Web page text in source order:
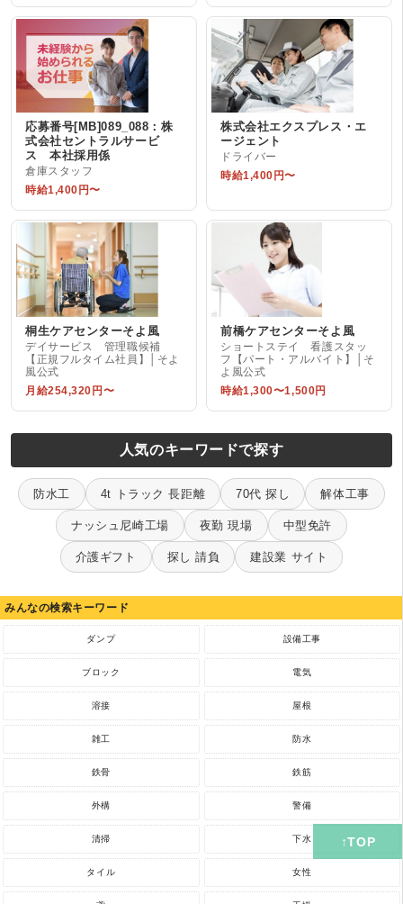
応募番号[MB]089_088：株
式会社セントラルサービ
ス 本社採用係
倉庫スタッフ
時給1,400円〜
株式会社エクスプレス・エ
ージェント
ドライバー
時給1,400円〜
桐生ケアセンターそよ風
デイサービス 管理職候補
【正規フルタイム社員】│そよ
風公式
月給254,320円〜
前橋ケアセンターそよ風
ショートステイ 看護スタッ
フ【パート・アルバイト】│そ
よ風公式
時給1,300〜1,500円
人気のキーワードで探す
防水工 4t トラック 長距離 70代 探し 解体工事
ナッシュ尼崎工場 夜勤 現場 中型免許
介護ギフト 探し 請負 建設業 サイト
みんなの検索キーワード
ダンプ 設備工事
ブロック 電気
溶接 屋根
雑工 防水
鉄骨 鉄筋
外構 警備
清掃 下水
タイル 女性